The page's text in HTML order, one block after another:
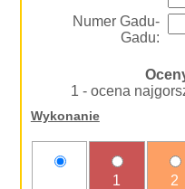
Numer Gadu-
Gadu:
1 - ocena
Wykonanie
1 2